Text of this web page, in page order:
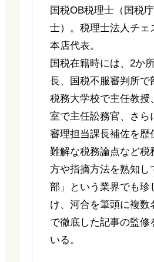
国税OB税理士（国税
士）。税理士法人チェ
本店代表。
国税在籍時には、2か
長、国税不服審判所で
税務大学校で主任教授
室で主任訟務官、さら
審理担当課長補佐を歴
難解な税務論点など税
方や指摘方法を熟知し
部」という業界でも珍
け、河合を筆頭に複数
で徹底した記事の監修
いる。